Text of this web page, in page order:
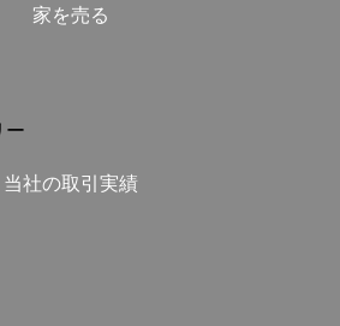
家を売る
ー
当社の取引実績